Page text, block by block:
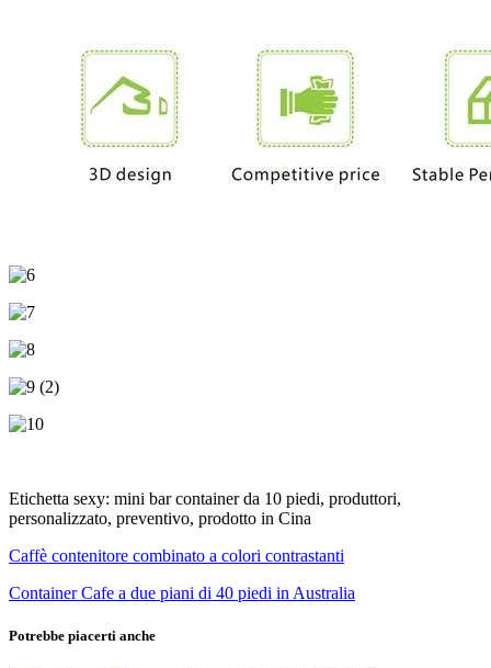
Etichetta sexy: mini bar container da 10 piedi, produttori,
personalizzato, preventivo, prodotto in Cina
Caffè contenitore combinato a colori contrastanti
Container Cafe a due piani di 40 piedi in Australia
Potrebbe piacerti anche